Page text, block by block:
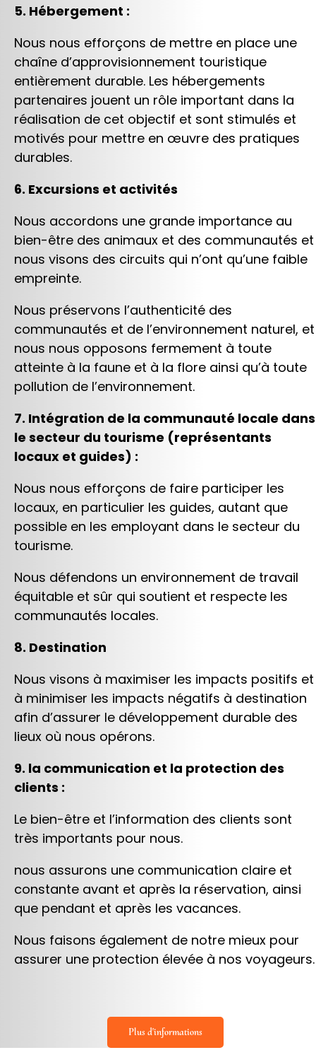
5. Hébergement :
Nous nous efforçons de mettre en place une
chaîne d’approvisionnement touristique
entièrement durable. Les hébergements
partenaires jouent un rôle important dans la
réalisation de cet objectif et sont stimulés et
motivés pour mettre en œuvre des pratiques
durables.
6. Excursions et activités
Nous accordons une grande importance au
bien-être des animaux et des communautés et
nous visons des circuits qui n’ont qu’une faible
empreinte.
Nous préservons l’authenticité des
communautés et de l’environnement naturel, et
nous nous opposons fermement à toute
atteinte à la faune et à la flore ainsi qu’à toute
pollution de l’environnement.
7. Intégration de la communauté locale dans
le secteur du tourisme (représentants
locaux et guides) :
Nous nous efforçons de faire participer les
locaux, en particulier les guides, autant que
possible en les employant dans le secteur du
tourisme.
Nous défendons un environnement de travail
équitable et sûr qui soutient et respecte les
communautés locales.
8. Destination
Nous visons à maximiser les impacts positifs et
à minimiser les impacts négatifs à destination
afin d’assurer le développement durable des
lieux où nous opérons.
9. la communication et la protection des
clients :
Le bien-être et l’information des clients sont
très importants pour nous.
nous assurons une communication claire et
constante avant et après la réservation, ainsi
que pendant et après les vacances.
Nous faisons également de notre mieux pour
assurer une protection élevée à nos voyageurs.
Plus d'informations